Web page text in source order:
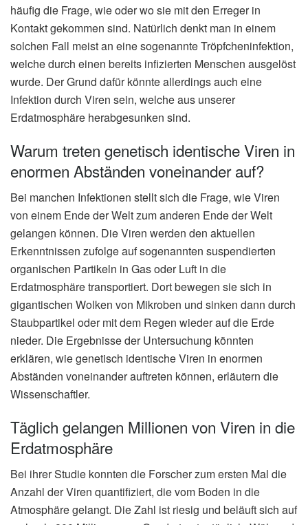
häufig die Frage, wie oder wo sie mit den Erreger in
Kontakt gekommen sind. Natürlich denkt man in einem
solchen Fall meist an eine sogenannte Tröpfcheninfektion,
welche durch einen bereits infizierten Menschen ausgelöst
wurde. Der Grund dafür könnte allerdings auch eine
Infektion durch Viren sein, welche aus unserer
Erdatmosphäre herabgesunken sind.
Warum treten genetisch identische Viren in
enormen Abständen voneinander auf?
Bei manchen Infektionen stellt sich die Frage, wie Viren
von einem Ende der Welt zum anderen Ende der Welt
gelangen können. Die Viren werden den aktuellen
Erkenntnissen zufolge auf sogenannten suspendierten
organischen Partikeln in Gas oder Luft in die
Erdatmosphäre transportiert. Dort bewegen sie sich in
gigantischen Wolken von Mikroben und sinken dann durch
Staubpartikel oder mit dem Regen wieder auf die Erde
nieder. Die Ergebnisse der Untersuchung könnten
erklären, wie genetisch identische Viren in enormen
Abständen voneinander auftreten können, erläutern die
Wissenschaftler.
Täglich gelangen Millionen von Viren in die
Erdatmosphäre
Bei ihrer Studie konnten die Forscher zum ersten Mal die
Anzahl der Viren quantifiziert, die vom Boden in die
Atmosphäre gelangt. Die Zahl ist riesig und beläuft sich auf